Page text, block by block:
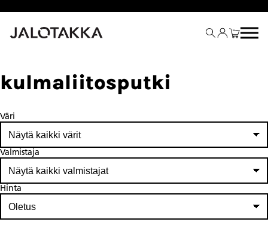
kulmaliitosputki
Väri
Valmistaja
Hinta